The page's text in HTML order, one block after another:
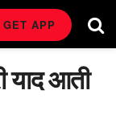
GET APP
याद आती